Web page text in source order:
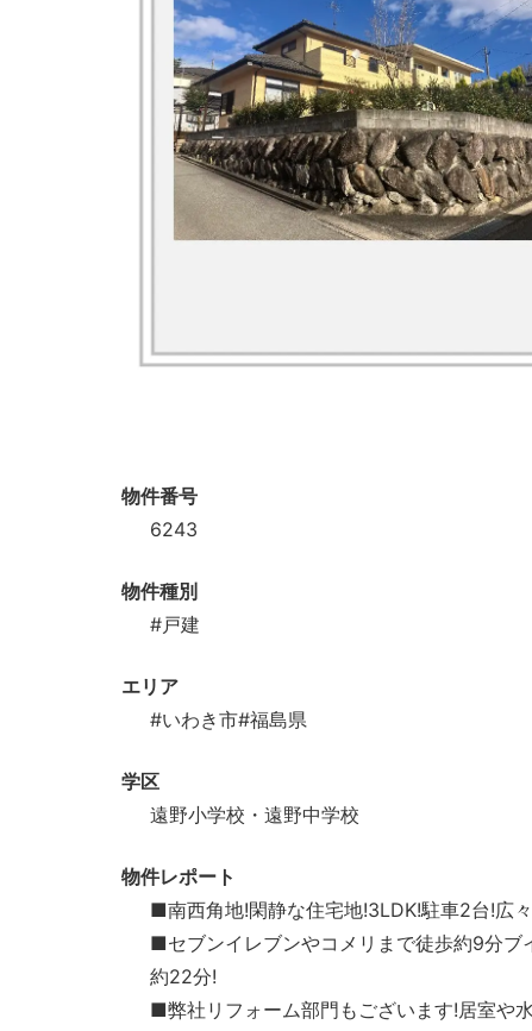
物件番号
6243
物件種別
#戸建
エリア
#いわき市#福島県
学区
遠野小学校・遠野中学校
物件レポート
■南西角地!閑静な住宅地!3LDK!駐車2台!広
■セブンイレブンやコメリまで徒歩約9分ブ
約22分!
■弊社リフォーム部門もございます!居室や